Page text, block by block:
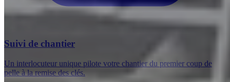
Suivi de chantier
Un interlocuteur unique pilote votre chantier du premier coup de
pelle à la remise des clés.